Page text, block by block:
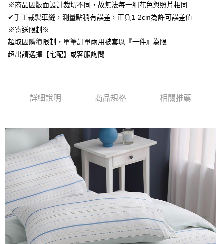
便利好安心！
１．簡單：不需註冊會員、不需綁卡、不需儲值。
２．便利：只要手機號碼，簡訊認證，即可結帳。
３．安心：先確認商品／服務後，再付款。
１．於結帳方式選擇「AFTEE先享後付」後，將跳轉至「AFTEE先享後付」
ATM／網路銀行／等多元方式進行付款，方視為交易完成。
※ 請注意：結帳手續完成當下不需立刻繳費，但若您需要取消訂單，請聯絡
※ 交易是否成功請以「AFTEE先享後付 」之結帳頁面顯示為準，若有關於
是否繳費成功／繳費後需取消欲退款等相關疑問，請聯繫「AFTEE先享後付
客戶支援中心」https://netprotections.freshdesk.com/support/home
【注意事項】
１．透過由恩沛科技股份有限公司提供之「AFTEE先享後付」服務完成之交
易，需依本服務之必要範圍內提供個人資料，並將交易相關給付款項請求債
權轉讓予恩沛科技股份有限公司。
２．關於個人資料處理事宜，請瀏覽以下網址：
https://aftee.tw/terms/#terms3
３．未成年的使用者請事先徵得法定代理人或監護人之同意方可使用
「AFTEE先享後付」，若未經同意申辦者引起之損失，本公司不負相關責
運送方式
全家取貨付款
免運費
7-11取貨付款
付款後7-11取貨
每筆NT$60，滿NT$499(含以上)免運費
宅配
每筆NT$100，滿NT$499(含以上)免運費
離島宅配
每筆NT$100，滿NT$499(含以上)免運費
※商品因版面設計裁切不同，故無法每一組花色與照片相同
✔手工裁製車縫，測量點稍有誤差，正負1-2cm為許可誤差值
※寄送限制※
超取因體積限制，單筆訂單兩用被套以『一件』為限
超出請選擇【宅配】或客服詢問
詳細說明 商品規格 相關推薦